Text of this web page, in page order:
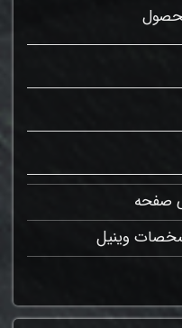
صفحه
وینیل